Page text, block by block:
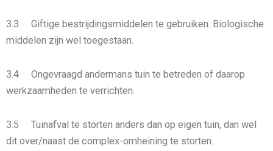
3.3 Giftige bestrijdingsmiddelen te gebruiken. Biologische
middelen zijn wel toegestaan.
3.4 Ongevraagd andermans tuin te betreden of daarop
werkzaamheden te verrichten.
3.5 Tuinafval te storten anders dan op eigen tuin, dan wel
dit over/naast de complex-omheining te storten.